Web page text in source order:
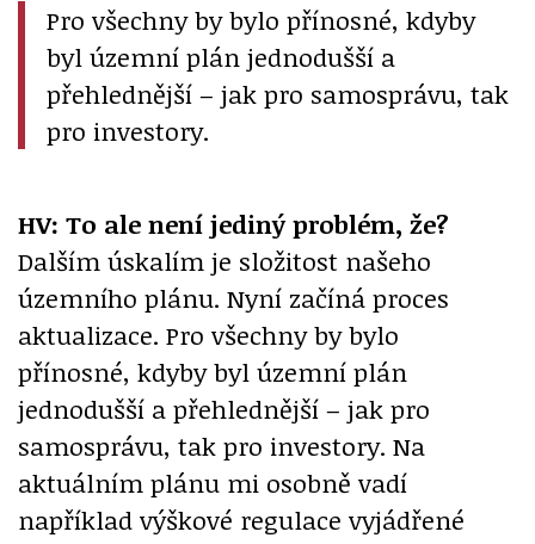
Pro všechny by bylo přínosné, kdyby
byl územní plán jednodušší a
přehlednější – jak pro samosprávu, tak
pro investory.
HV: To ale není jediný problém, že?
Dalším úskalím je složitost našeho
územního plánu. Nyní začíná proces
aktualizace. Pro všechny by bylo
přínosné, kdyby byl územní plán
jednodušší a přehlednější – jak pro
samosprávu, tak pro investory. Na
aktuálním plánu mi osobně vadí
například výškové regulace vyjádřené